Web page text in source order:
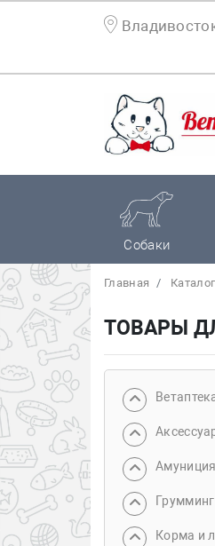
Собаки
Главная Каталог
ТОВАРЫ
Амуниция
Грумминг
Корма и